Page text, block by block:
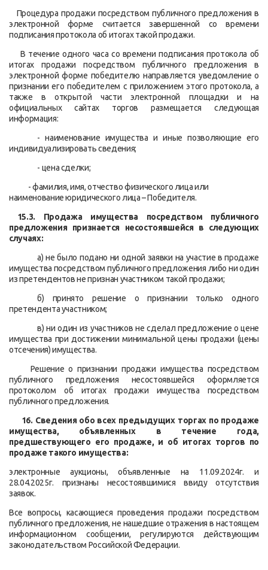
Процедура продажи посредством публичного предложения в
электронной форме считается завершенной со времени
подписания протокола об итогах такой продажи.
В течение одного часа со времени подписания протокола об
итогах продажи посредством публичного предложения в
электронной форме победителю направляется уведомление о
признании его победителем с приложением этого протокола, а
также в открытой части электронной площадки и на
официальных сайтах торгов размещается следующая
информация:
- наименование имущества и иные позволяющие его
индивидуализировать сведения;
- цена сделки;
- фамилия, имя, отчество физического лица или
наименование юридического лица – Победителя.
15.3. Продажа имущества посредством публичного
предложения признается несостоявшейся в следующих
случаях:
а) не было подано ни одной заявки на участие в продаже
имущества посредством публичного предложения либо ни один
из претендентов не признан участником такой продажи;
б) принято решение о признании только одного
претендента участником;
в) ни один из участников не сделал предложение о цене
имущества при достижении минимальной цены продажи (цены
отсечения) имущества.
Решение о признании продажи имущества посредством
публичного предложения несостоявшейся оформляется
протоколом об итогах продажи имущества посредством
публичного предложения.
16. Сведения обо всех предыдущих торгах по продаже
имущества, объявленных в течение года,
предшествующего его продаже, и об итогах торгов по
продаже такого имущества:
электронные аукционы, объявленные на 11.09.2024г. и
28.04.2025г. признаны несостоявшимися ввиду отсутствия
заявок.
Все вопросы, касающиеся проведения продажи посредством
публичного предложения, не нашедшие отражения в настоящем
информационном сообщении, регулируются действующим
законодательством Российской Федерации.